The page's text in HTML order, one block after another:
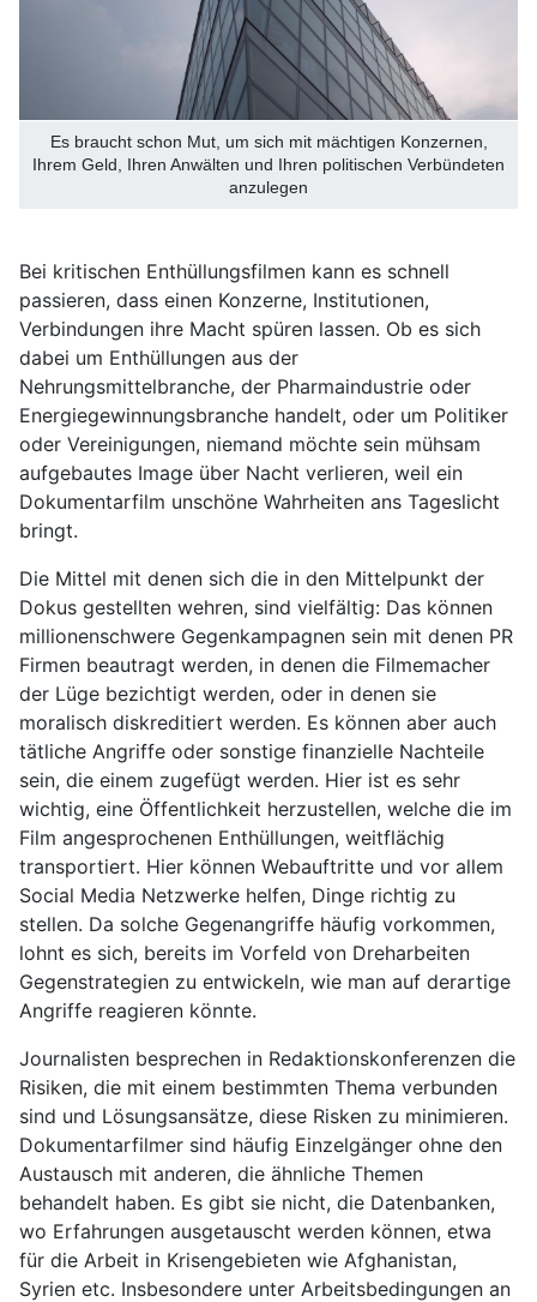
Es braucht schon Mut, um sich mit mächtigen Konzernen,
Ihrem Geld, Ihren Anwälten und Ihren politischen Verbündeten
anzulegen
Bei kritischen Enthüllungsfilmen kann es schnell
passieren, dass einen Konzerne, Institutionen,
Verbindungen ihre Macht spüren lassen. Ob es sich
dabei um Enthüllungen aus der
Nehrungsmittelbranche, der Pharmaindustrie oder
Energiegewinnungsbranche handelt, oder um Politiker
oder Vereinigungen, niemand möchte sein mühsam
aufgebautes Image über Nacht verlieren, weil ein
Dokumentarfilm unschöne Wahrheiten ans Tageslicht
bringt.
Die Mittel mit denen sich die in den Mittelpunkt der
Dokus gestellten wehren, sind vielfältig: Das können
millionenschwere Gegenkampagnen sein mit denen PR
Firmen beautragt werden, in denen die Filmemacher
der Lüge bezichtigt werden, oder in denen sie
moralisch diskreditiert werden. Es können aber auch
tätliche Angriffe oder sonstige finanzielle Nachteile
sein, die einem zugefügt werden. Hier ist es sehr
wichtig, eine Öffentlichkeit herzustellen, welche die im
Film angesprochenen Enthüllungen, weitflächig
transportiert. Hier können Webauftritte und vor allem
Social Media Netzwerke helfen, Dinge richtig zu
stellen. Da solche Gegenangriffe häufig vorkommen,
lohnt es sich, bereits im Vorfeld von Dreharbeiten
Gegenstrategien zu entwickeln, wie man auf derartige
Angriffe reagieren könnte.
Journalisten besprechen in Redaktionskonferenzen die
Risiken, die mit einem bestimmten Thema verbunden
sind und Lösungsansätze, diese Risken zu minimieren.
Dokumentarfilmer sind häufig Einzelgänger ohne den
Austausch mit anderen, die ähnliche Themen
behandelt haben. Es gibt sie nicht, die Datenbanken,
wo Erfahrungen ausgetauscht werden können, etwa
für die Arbeit in Krisengebieten wie Afghanistan,
Syrien etc. Insbesondere unter Arbeitsbedingungen an